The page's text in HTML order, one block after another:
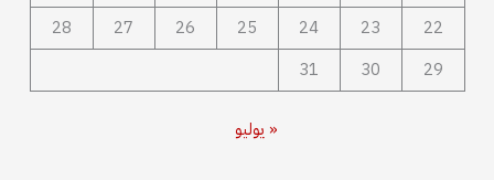
22
23
24
25
26
27
28
29
30
31
« يوليو